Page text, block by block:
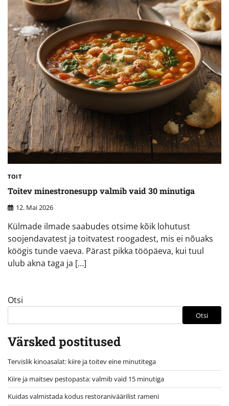
TOIT
Toitev minestronesupp valmib vaid 30 minutiga
12. Mai 2026
Külmade ilmade saabudes otsime kõik lohutust
soojendavatest ja toitvatest roogadest, mis ei nõuaks
köögis tunde vaeva. Pärast pikka tööpäeva, kui tuul
ulub akna taga ja […]
Otsi
Otsi
Värsked postitused
Tervislik kinoasalat: kiire ja toitev eine minutitega
Kiire ja maitsev pestopasta: valmib vaid 15 minutiga
Kuidas valmistada kodus restoraniväärilist rameni